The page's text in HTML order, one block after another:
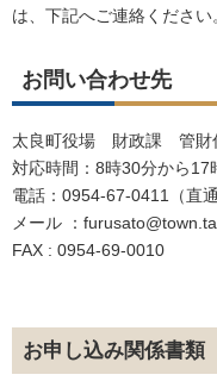
は、下記へご連絡ください
お問い合わせ先
太良町役場 財政課 管財
対応時間：8時30分から17
電話：0954-67-0411（直通
メール ：
FAX : 0954-69-0010
お申し込み関係書類